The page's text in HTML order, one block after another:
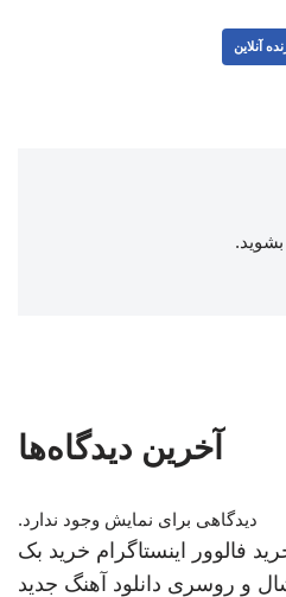
آنلاین
بشوید.
آخرین دیدگاه‌ها
دیدگاهی برای نمایش وجود ندارد.
فالوور اینستاگرام خرید بک
و روسری دانلود آهنگ جدید